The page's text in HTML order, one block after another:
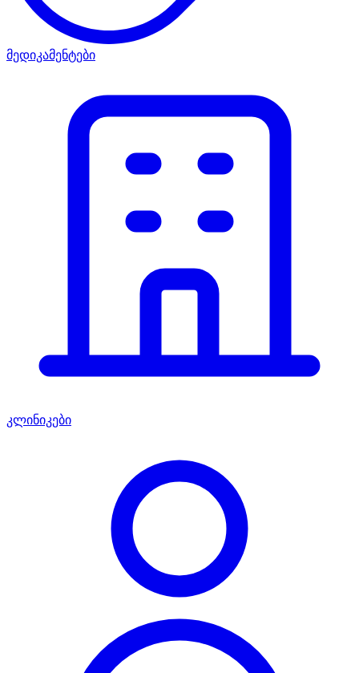
მედიკამენტები
კლინიკები